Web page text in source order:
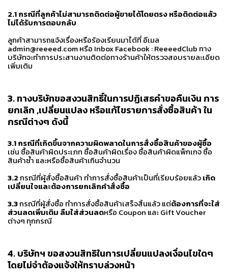
2.1 กรณีที่ลูกค้าไม่สามารถติดต่อผู้ขายได้โดยตรง หรือติดต่อแล้ว
ไม่ได้รับการตอบกลับ
ลูกค้าสามารถแจ้งเรื่องหรือร้องเรียนมาได้ที่ อีเมล
admin@reeeed.com หรือ Inbox Facebook : ReeeedClub ทาง
บริษัทจะทำการประสานงานติดต่อทางร้านค้าให้ตรวจสอบรายละเอียด
เพิ่มเติม
3.ทางบริษัทขอสงวนสิทธิ์ในการปฏิเสธคำขอคืนเงิน การ
ยกเลิก ,เปลี่ยนแปลง หรือแก้ไขรายการสั่งซื้อสินค้า ใน
กรณีต่างๆ ดังนี้
3.1 กรณีที่เกิดขึ้นจากความผิดพลาดในการสั่งซื้อสินค้าของผู้ซื้อ
เช่น ซื้อสินค้าผิดประเภท ซื้อสินค้าผิดเรื่อง ซื้อสินค้าผิดแพ็กเกจ ซื้อ
สินค้าซ้ำ และหรือซื้อสินค้าเกินจำนวน
3.2กรณีที่ผู้สั่งซื้อสินค้า ทำการสั่งซื้อสินค้าเป็นที่เรียบร้อยแล้วเกิด
เปลี่ยนใจและต้องการยกเลิกคำสั่งซื้อ
3.3กรณีที่ผู้สั่งซื้อ ทำการสั่งซื้อสินค้าเสร็จสิ้นแล้ว แต่ต้องการที่จะใส่
ส่วนลดเพิ่มเติม ลืมใส่ส่วนลดหรือ Coupon และ Gift Voucher
ต่างๆ ทุกกรณี
4.บริษัทฯ ขอสงวนสิทธิในการเปลี่ยนแปลงเงื่อนไขใดๆ
โดยไม่จำต้องแจ้งให้ทราบล่วงหน้า